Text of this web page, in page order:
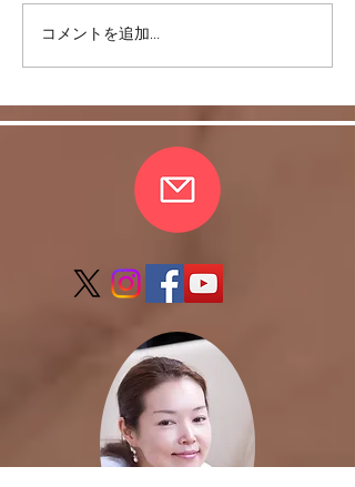
リバウンドを避けるに
は・・・
コメントを追加…